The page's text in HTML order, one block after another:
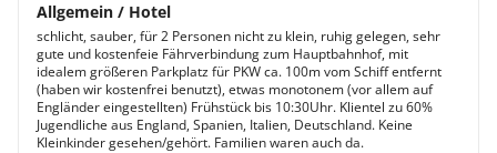
Allgemein / Hotel
schlicht, sauber, für 2 Personen nicht zu klein, ruhig gelegen, sehr
gute und kostenfeie Fährverbindung zum Hauptbahnhof, mit
idealem größeren Parkplatz für PKW ca. 100m vom Schiff entfernt
(haben wir kostenfrei benutzt), etwas monotonem (vor allem auf
Engländer eingestellten) Frühstück bis 10:30Uhr. Klientel zu 60%
Jugendliche aus England, Spanien, Italien, Deutschland. Keine
Kleinkinder gesehen/gehört. Familien waren auch da.